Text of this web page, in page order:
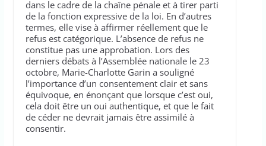
dans le cadre de la chaîne pénale et à tirer parti
de la fonction expressive de la loi. En d’autres
termes, elle vise à affirmer réellement que le
refus est catégorique. L’absence de refus ne
constitue pas une approbation. Lors des
derniers débats à l’Assemblée nationale le 23
octobre, Marie-Charlotte Garin a souligné
l’importance d’un consentement clair et sans
équivoque, en énonçant que lorsque c’est oui,
cela doit être un oui authentique, et que le fait
de céder ne devrait jamais être assimilé à
consentir.